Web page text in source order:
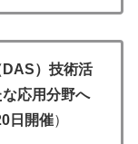
DAS）技術活
応用分野へ
日開催）